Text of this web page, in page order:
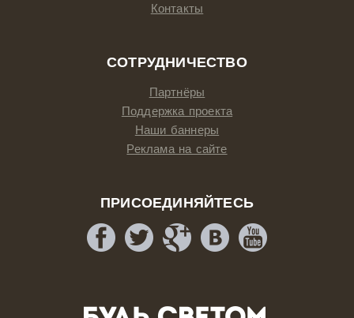
Контакты
СОТРУДНИЧЕСТВО
Партнёры
Поддержка проекта
Наши баннеры
Реклама на сайте
ПРИСОЕДИНЯЙТЕСЬ